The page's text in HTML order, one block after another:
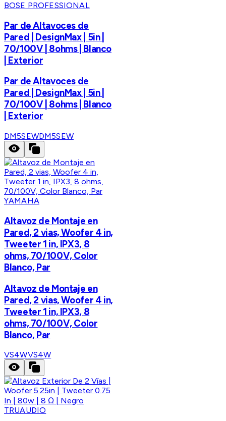
BOSE PROFESSIONAL
Par de Altavoces de
Pared | DesignMax | 5in |
70/100V | 8ohms | Blanco
| Exterior
Par de Altavoces de
Pared | DesignMax | 5in |
70/100V | 8ohms | Blanco
| Exterior
DM5SEWDM5SEW
YAMAHA
Altavoz de Montaje en
Pared, 2 vias, Woofer 4 in,
Tweeter 1 in, IPX3, 8
ohms, 70/100V, Color
Blanco, Par
Altavoz de Montaje en
Pared, 2 vias, Woofer 4 in,
Tweeter 1 in, IPX3, 8
ohms, 70/100V, Color
Blanco, Par
VS4WVS4W
TRUAUDIO